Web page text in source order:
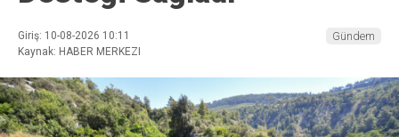
Giriş: 10-08-2026 10:11
Kaynak: HABER MERKEZI
Gündem